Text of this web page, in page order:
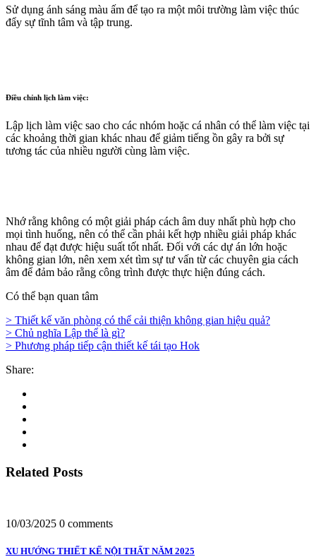
Sử dụng ánh sáng màu ấm để tạo ra một môi trường làm việc thúc
đẩy sự tĩnh tâm và tập trung.
Điều chỉnh lịch làm việc:
Lập lịch làm việc sao cho các nhóm hoặc cá nhân có thể làm việc tại
các khoảng thời gian khác nhau để giảm tiếng ồn gây ra bởi sự
tương tác của nhiều người cùng làm việc.
Nhớ rằng không có một giải pháp cách âm duy nhất phù hợp cho
mọi tình huống, nên có thể cần phải kết hợp nhiều giải pháp khác
nhau để đạt được hiệu suất tốt nhất. Đối với các dự án lớn hoặc
không gian lớn, nên xem xét tìm sự tư vấn từ các chuyên gia cách
âm để đảm bảo rằng công trình được thực hiện đúng cách.
Có thể bạn quan tâm
> Thiết kế văn phòng có thể cải thiện không gian hiệu quả?
> Chủ nghĩa Lập thể là gì?
> Phương pháp tiếp cận thiết kế tái tạo Hok
Share:
Related Posts
10/03/2025 0 comments
XU HƯỚNG THIẾT KẾ NỘI THẤT NĂM 2025